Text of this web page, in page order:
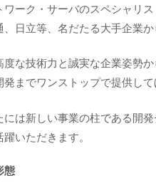
ワーク・サーバのスペシャリ
、日立等、名だたる大手企業
度な技術力と誠実な企業姿勢
発までワンストップで提供し
には新しい事業の柱である開
躍いただきます。
態